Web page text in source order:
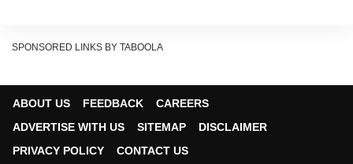
की संख्या 169 हो गई है. हालांकि, कुल 3660 मरीज कोरोना को
SPONSORED LINKS BY TABOOLA
ABOUT US FEEDBACK
CAREERS
ADVERTISE WITH US
SITEMAP
DISCLAIMER
PRIVACY POLICY
CONTACT US